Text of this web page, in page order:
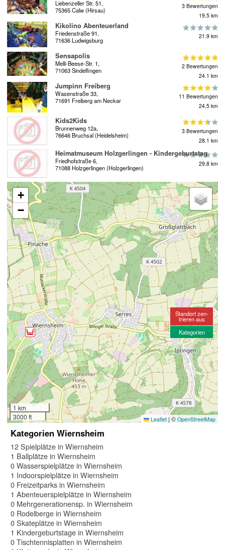
Liebenzeller Str. 51,
75365 Calw (Hirsau)
3 Bewertungen
19.5 km
Kikolino Abenteuerland
Friedenstraße 91,
71636 Ludwigsburg
21.9 km
Sensapolis
Melli-Beese-Str. 1,
71063 Sindelfingen
2 Bewertungen
24.1 km
Jumpinn Freiberg
Wasenstraße 33,
71691 Freiberg am Neckar
11 Bewertungen
24.5 km
Kids2Kids
Brunnenweg 12a,
76646 Bruchsal (Heidelsheim)
3 Bewertungen
28.1 km
Heimatmuseum Holzgerlingen - Kindergeburtstag
Friedhofstraße 6,
71088 Holzgerlingen (Holzgerlingen)
29.8 km
+
−
1 km
3000 ft
Leaflet | © OpenStreetMap
Standort zen-
trieren aus
Kategorien
Kategorien Wiernsheim
12 Spielplätze in Wiernsheim
1 Ballplätze in Wiernsheim
0 Wasserspielplätze in Wiernsheim
1 Indoorspielplätze in Wiernsheim
0 Freizeitparks in Wiernsheim
1 Abenteuerspielplätze in Wiernsheim
0 Mehrgenerationensp. in Wiernsheim
0 Rodelberge in Wiernsheim
0 Skateplätze in Wiernsheim
1 Kindergeburtstage in Wiernsheim
0 Tischtennisplatten in Wiernsheim